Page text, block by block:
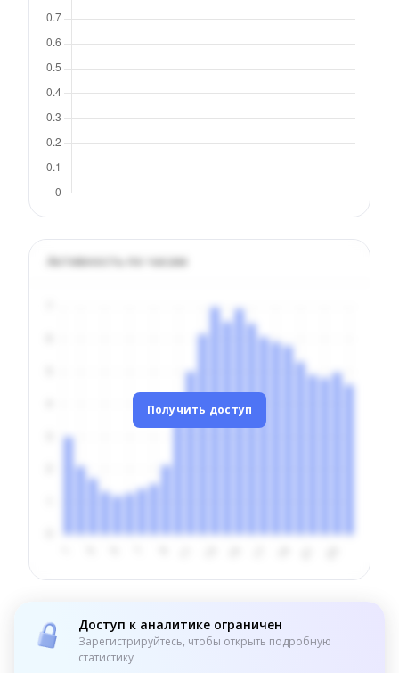
Активность по часам
Получить доступ
Доступ к аналитике ограничен
Зарегистрируйтесь, чтобы открыть подробную
статистику